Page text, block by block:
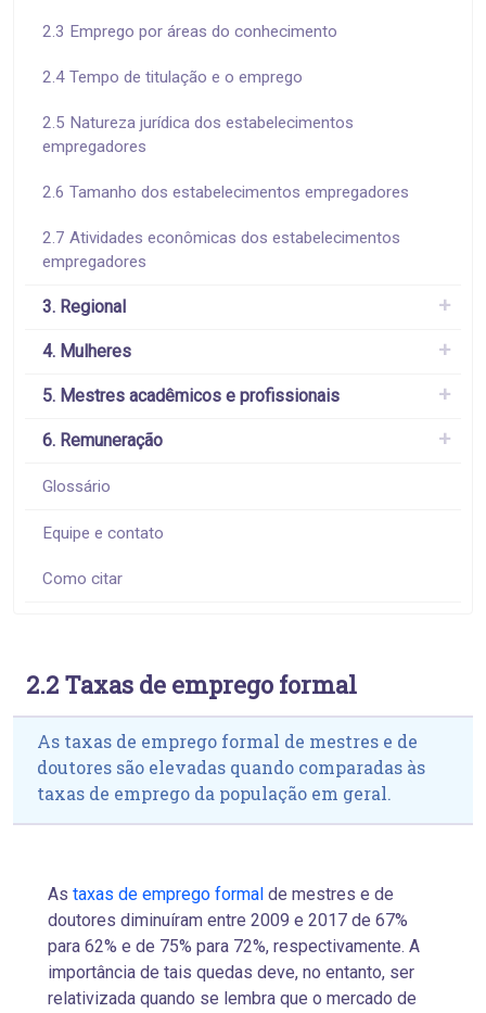
2.3 Emprego por áreas do conhecimento
2.4 Tempo de titulação e o emprego
2.5 Natureza jurídica dos estabelecimentos
empregadores
2.6 Tamanho dos estabelecimentos empregadores
2.7 Atividades econômicas dos estabelecimentos
empregadores
3. Regional
4. Mulheres
5. Mestres acadêmicos e profissionais
6. Remuneração
Glossário
Equipe e contato
Como citar
2.2 Taxas de emprego formal
As taxas de emprego formal de mestres e de
doutores são elevadas quando comparadas às
taxas de emprego da população em geral.
As taxas de emprego formal de mestres e de
doutores diminuíram entre 2009 e 2017 de 67%
para 62% e de 75% para 72%, respectivamente. A
importância de tais quedas deve, no entanto, ser
relativizada quando se lembra que o mercado de